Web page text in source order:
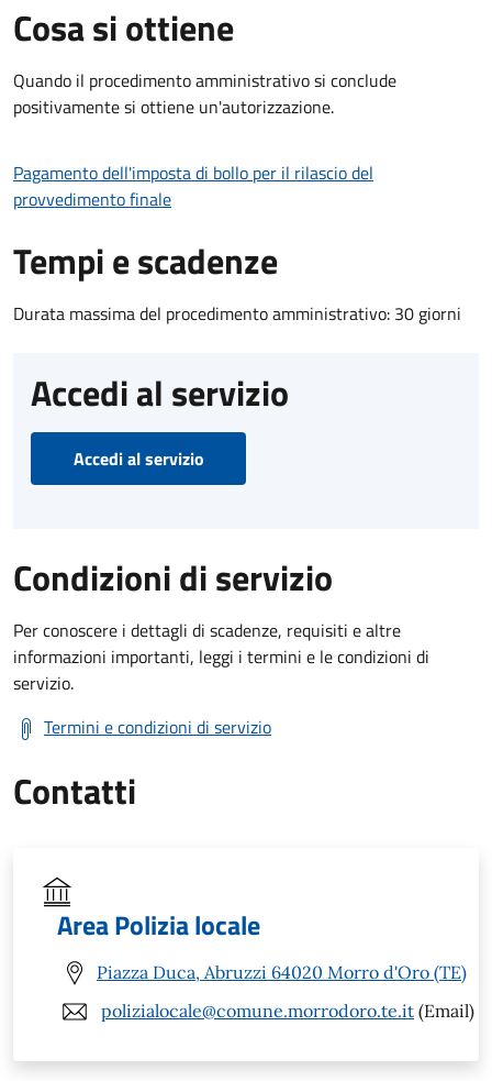
Cosa si ottiene
Quando il procedimento amministrativo si conclude
positivamente si ottiene un'autorizzazione.
Pagamento dell'imposta di bollo per il rilascio del
provvedimento finale
Tempi e scadenze
Durata massima del procedimento amministrativo: 30 giorni
Accedi al servizio
Accedi al servizio
Condizioni di servizio
Per conoscere i dettagli di scadenze, requisiti e altre
informazioni importanti, leggi i termini e le condizioni di
servizio.
Termini e condizioni di servizio
Contatti
Area Polizia locale
Piazza Duca, Abruzzi 64020 Morro d'Oro (TE)
polizialocale@comune.morrodoro.te.it (Email)